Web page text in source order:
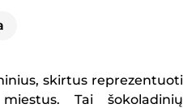
skirtus reprezentuoti
Tai šokoladinių